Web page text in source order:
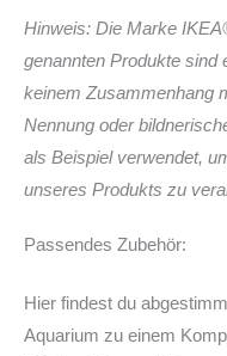
Hinweis: Die Marke
genannten Produkte sind
keinem Zusammenhang
Nennung oder
als Beispiel verwendet,
unseres Produkts zu
Passendes Zubehör:
Hier findest du
Aquarium zu einem